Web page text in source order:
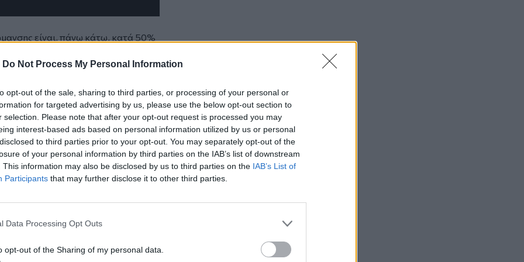
Do Not Process My Personal Information
opt-out of the sale, sharing to third parties, or processing of your personal or
for targeted advertising by us, please use the below opt-out section to
selection. Please note that after your opt-out request is processed you may
interest-based ads based on personal information utilized by us or personal
to third parties prior to your opt-out. You may separately opt-out of the
of your personal information by third parties on the IAB’s list of downstream
This information may also be disclosed by us to third parties on the IAB’s List of
Participants that may further disclose it to other third parties.
Data Processing Opt Outs
opt-out of the Sharing of my personal data.
είναι, πάνω κάτω, κατά 50%
περιόδου διάθεσής του, η τιμή στο
και τις διϋλιστηριακές
στιγμής δεν υπάρχουν μεγάλες
μέρες να έχει πτώση και στα
να πουλούν φθηνά,
Όπως έχει σημειώσει κατά το
εντοπιστεί με λαθραία καύσιμα ή
πουλούσαν σε φθηνές τιμές"!"Όταν
με τις πολύ φθηνές τιμές
πολύ προσεκτικός καθώς δεν
σε λαθρέμπορο"αναφέρει ο ίδιος.
έκλεισε η τουριστική περίοδος,
Οχήματα πάνε κι έρχονται στα